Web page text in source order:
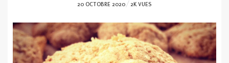
POSTED
20 OCTOBRE 2020 2K VUES